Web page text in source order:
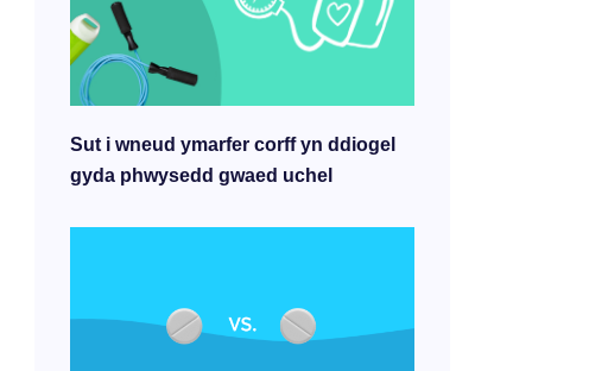
Sut i wneud ymarfer corff yn ddiogel
gyda phwysedd gwaed uchel